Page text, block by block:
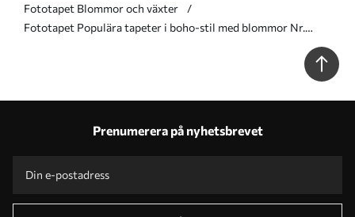
Fototapet Blommor och växter
Fototapet Populära tapeter i boho-stil med blommor Nr.
Prenumerera på nyhetsbrevet